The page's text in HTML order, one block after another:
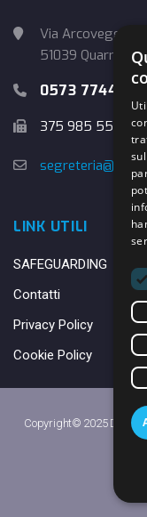
Via Arcoveggio, 4
51039 Quarrata
0573 774457
375 985 5526
LINK UTILI
SAFEGUARDING
Contatti
Privacy Policy
Cookie Policy
Copyright© 2025 DANY